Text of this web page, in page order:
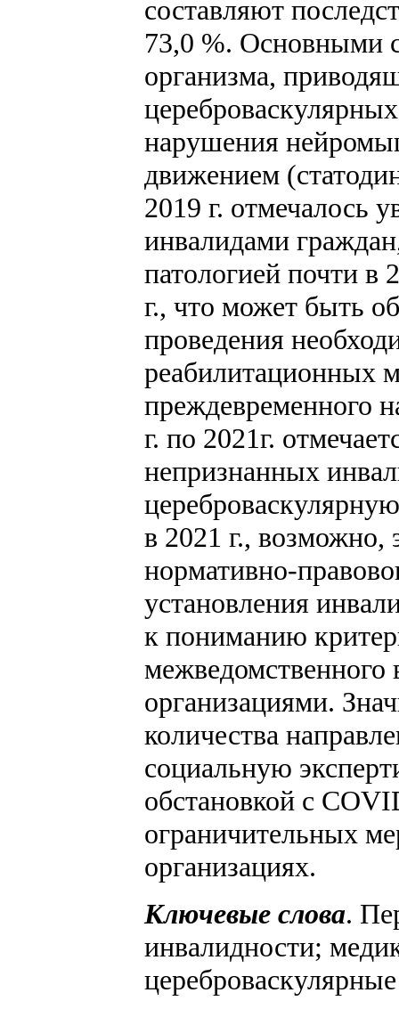
составляют
73,0 %. Основными
организма,
нарушения
движением
2019 г. отмечалось
инвалидами
патологией почти в
г., что может быть
проведения
реабилитационных
преждевременного
г. по 2021г.
непризнанных
в 2021 г., возможно,
нормативно-
установления
к пониманию
межведомственного
организациями.
количества
социальную
обстановкой с
ограничительных
организациях.
Ключевые слова.
инвалидности;